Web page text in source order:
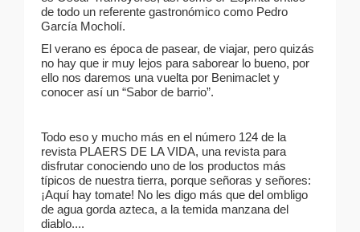
de todo un referente gastronómico como Pedro
García Mocholí.
El verano es época de pasear, de viajar, pero quizás
no hay que ir muy lejos para saborear lo bueno, por
ello nos daremos una vuelta por Benimaclet y
conocer así un “Sabor de barrio”.
Todo eso y mucho más en el número 124 de la
revista PLAERS DE LA VIDA, una revista para
disfrutar conociendo uno de los productos más
típicos de nuestra tierra, porque señoras y señores:
¡Aquí hay tomate! No les digo más que del ombligo
de agua gorda azteca, a la temida manzana del
diablo....